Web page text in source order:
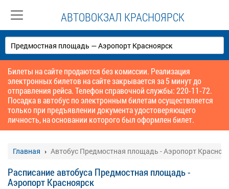
АВТОВОКЗАЛ КРАСНОЯРСК
Билеты на сайте продаются без комиссии. Реализация
электронных билетов на сайте закрывается за 5 минут до
отправления рейса. Телефон справочной службы: 220-11-72.
Посадка в автобус по электронным билетам осуществляется
только при предъявлении документа удостоверяющего
личность, на основании которого был оформлен билет.
Главная Автобус Предмостная площадь - Аэропорт
Расписание автобуса Предмостная площадь -
Аэропорт Красноярск